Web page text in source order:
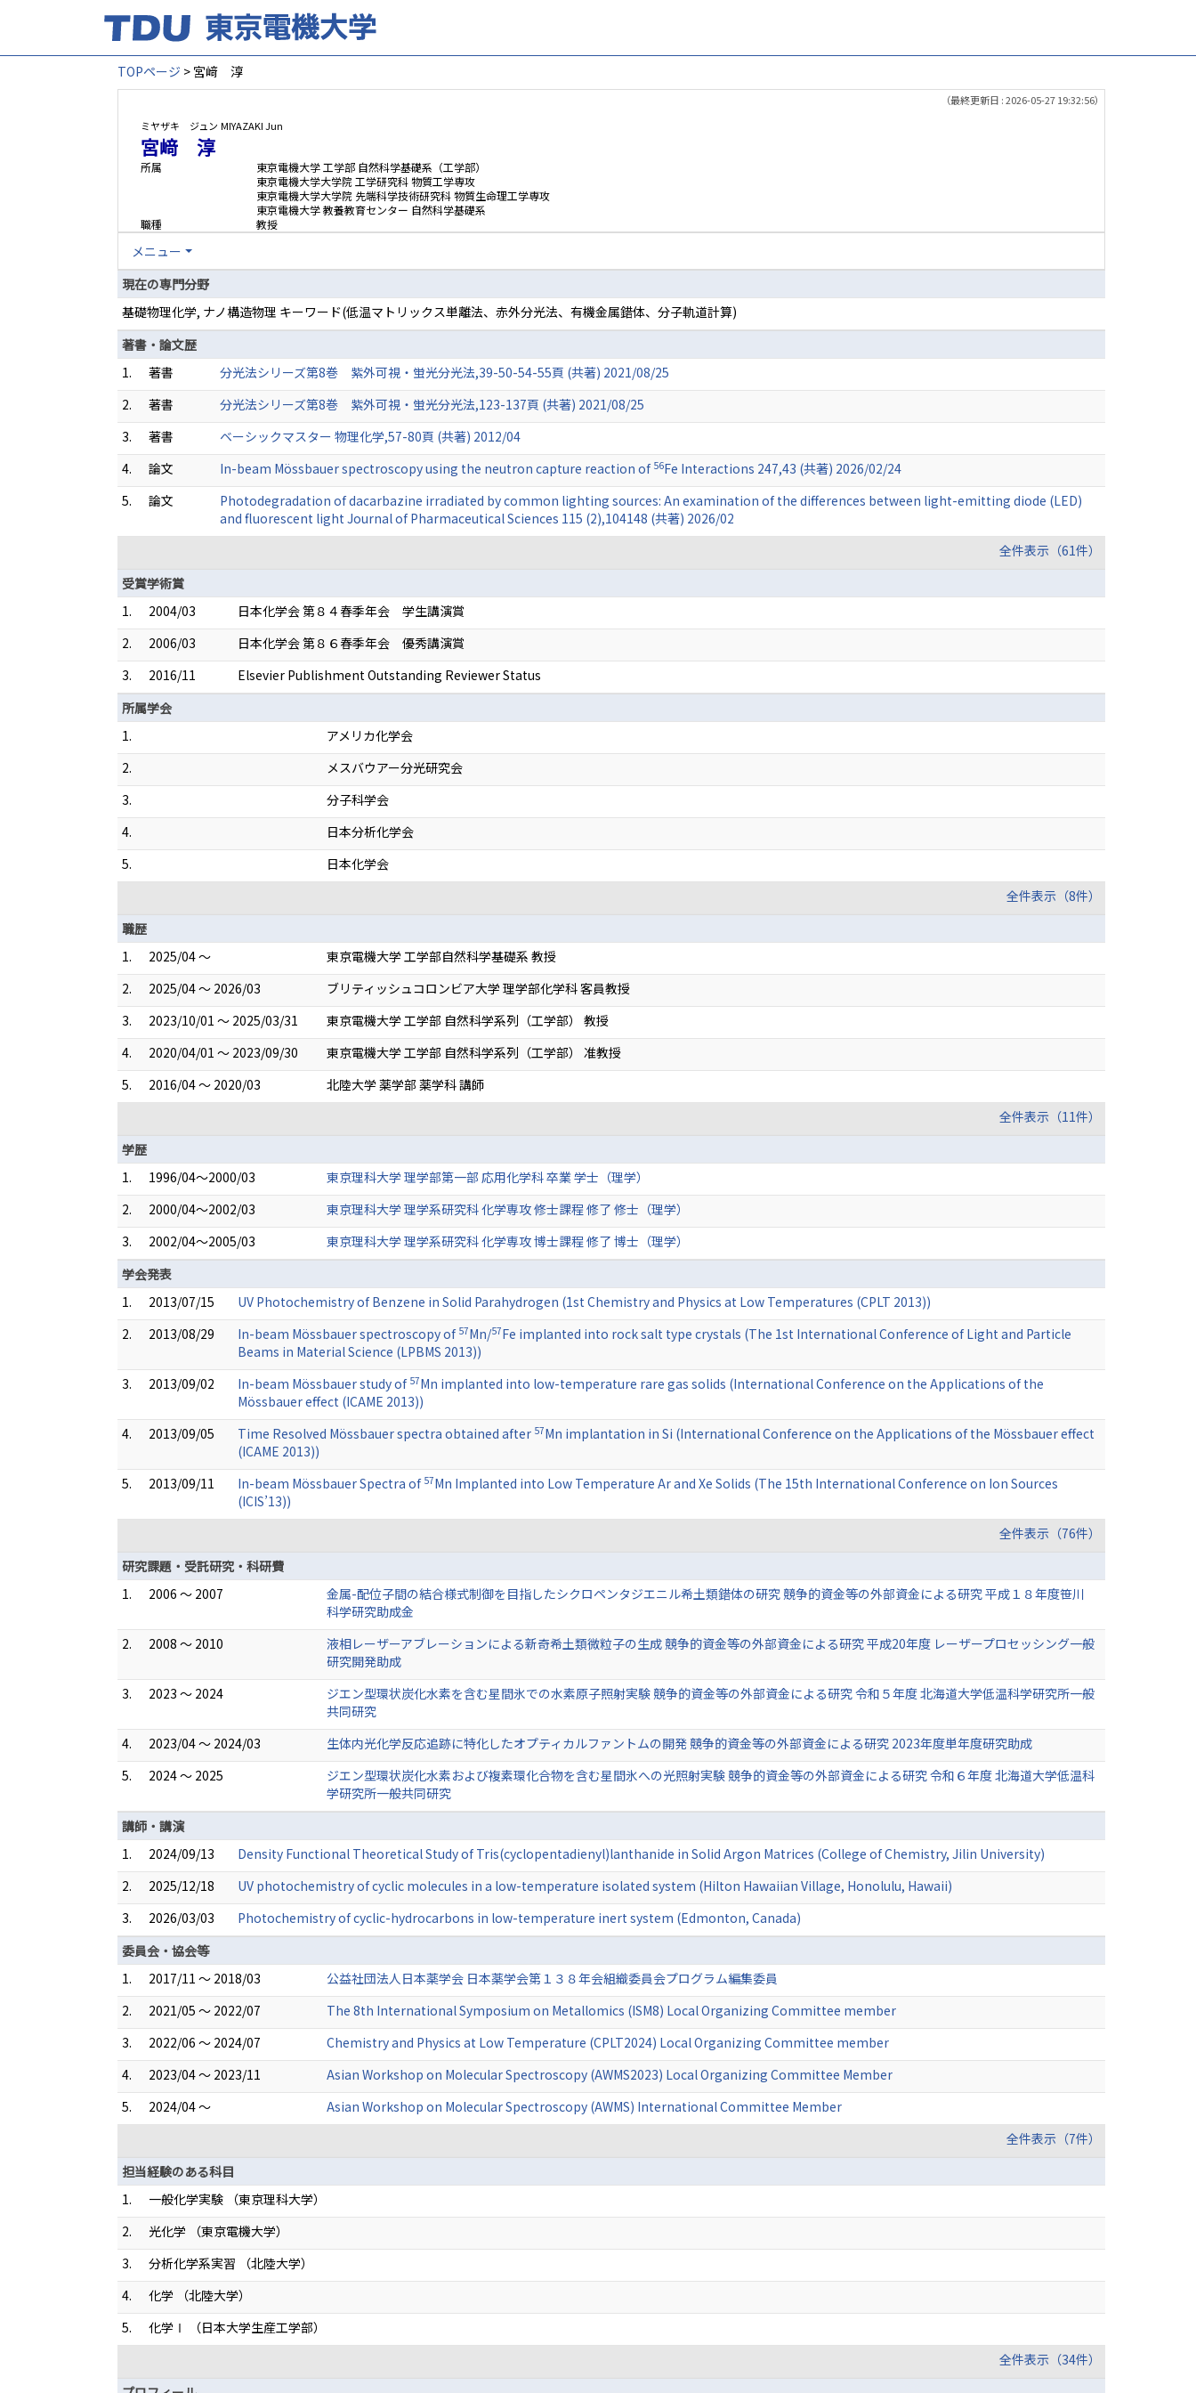
TOPページ > 宮﨑 淳
（最終更新日 : 2026-05-27 19:32:56）
ミヤザキ ジュン MIYAZAKI Jun
宮﨑 淳
所属
東京電機大学 工学部 自然科学基礎系（工学部）
東京電機大学大学院 工学研究科 物質工学専攻
東京電機大学大学院 先端科学技術研究科 物質生命理工学専攻
東京電機大学 教養教育センター 自然科学基礎系
職種
教授
メニュー
現在の専門分野
基礎物理化学, ナノ構造物理 キーワード(低温マトリックス単離法、赤外分光法、有機金属錯体、分子軌道計算)
著書・論文歴
1.
著書
分光法シリーズ第8巻 紫外可視・蛍光分光法,39-50-54-55頁 (共著) 2021/08/25
2.
著書
分光法シリーズ第8巻 紫外可視・蛍光分光法,123-137頁 (共著) 2021/08/25
3.
著書
ベーシックマスター 物理化学,57-80頁 (共著) 2012/04
4.
論文 In-beam Mössbauer spectroscopy using the neutron capture reaction of 56Fe Interactions 247,43 (共著) 2026/02/24
5.
論文
Photodegradation of dacarbazine irradiated by common lighting sources: An examination of the differences between light-emitting diode (LED)
and fluorescent light Journal of Pharmaceutical Sciences 115 (2),104148 (共著) 2026/02
全件表示（61件）
受賞学術賞
1.
2004/03
日本化学会 第８４春季年会 学生講演賞
2.
2006/03
日本化学会 第８６春季年会 優秀講演賞
3.
2016/11
Elsevier Publishment Outstanding Reviewer Status
所属学会
1.
アメリカ化学会
2.
メスバウアー分光研究会
3.
分子科学会
4.
日本分析化学会
5.
日本化学会
全件表示（8件）
職歴
1.
2025/04 ～
東京電機大学 工学部自然科学基礎系 教授
2.
2025/04 ～ 2026/03
ブリティッシュコロンビア大学 理学部化学科 客員教授
3.
2023/10/01 ～ 2025/03/31
東京電機大学 工学部 自然科学系列（工学部） 教授
4.
2020/04/01 ～ 2023/09/30
東京電機大学 工学部 自然科学系列（工学部） 准教授
5.
2016/04 ～ 2020/03
北陸大学 薬学部 薬学科 講師
全件表示（11件）
学歴
1.
1996/04～2000/03
東京理科大学 理学部第一部 応用化学科 卒業 学士（理学）
2.
2000/04～2002/03
東京理科大学 理学系研究科 化学専攻 修士課程 修了 修士（理学）
3.
2002/04～2005/03
東京理科大学 理学系研究科 化学専攻 博士課程 修了 博士（理学）
学会発表
1.
2013/07/15
UV Photochemistry of Benzene in Solid Parahydrogen (1st Chemistry and Physics at Low Temperatures (CPLT 2013))
2.
2013/08/29 In-beam Mössbauer spectroscopy of 57Mn/57Fe implanted into rock salt type crystals (The 1st International Conference of Light and Particle
Beams in Material Science (LPBMS 2013))
3.
2013/09/02 In-beam Mössbauer study of 57Mn implanted into low-temperature rare gas solids (International Conference on the Applications of the
Mössbauer effect (ICAME 2013))
4.
2013/09/05 Time Resolved Mössbauer spectra obtained after 57Mn implantation in Si (International Conference on the Applications of the Mössbauer effect
(ICAME 2013))
5.
2013/09/11 In-beam Mössbauer Spectra of 57Mn Implanted into Low Temperature Ar and Xe Solids (The 15th International Conference on Ion Sources
(ICIS’13))
全件表示（76件）
研究課題・受託研究・科研費
1.
2006 ～ 2007
金属-配位子間の結合様式制御を目指したシクロペンタジエニル希土類錯体の研究 競争的資金等の外部資金による研究 平成１８年度笹川
科学研究助成金
2.
2008 ～ 2010
液相レーザーアブレーションによる新奇希土類微粒子の生成 競争的資金等の外部資金による研究 平成20年度 レーザープロセッシング一般
研究開発助成
3.
2023 ～ 2024
ジエン型環状炭化水素を含む星間氷での水素原子照射実験 競争的資金等の外部資金による研究 令和５年度 北海道大学低温科学研究所一般
共同研究
4.
2023/04 ～ 2024/03
生体内光化学反応追跡に特化したオプティカルファントムの開発 競争的資金等の外部資金による研究 2023年度単年度研究助成
5.
2024 ～ 2025
ジエン型環状炭化水素および複素環化合物を含む星間氷への光照射実験 競争的資金等の外部資金による研究 令和６年度 北海道大学低温科
学研究所一般共同研究
講師・講演
1.
2024/09/13
Density Functional Theoretical Study of Tris(cyclopentadienyl)lanthanide in Solid Argon Matrices (College of Chemistry, Jilin University)
2.
2025/12/18
UV photochemistry of cyclic molecules in a low-temperature isolated system (Hilton Hawaiian Village, Honolulu, Hawaii)
3.
2026/03/03
Photochemistry of cyclic-hydrocarbons in low-temperature inert system (Edmonton, Canada)
委員会・協会等
1.
2017/11 ～ 2018/03
公益社団法人日本薬学会 日本薬学会第１３８年会組織委員会プログラム編集委員
2.
2021/05 ～ 2022/07
The 8th International Symposium on Metallomics (ISM8) Local Organizing Committee member
3.
2022/06 ～ 2024/07
Chemistry and Physics at Low Temperature (CPLT2024) Local Organizing Committee member
4.
2023/04 ～ 2023/11
Asian Workshop on Molecular Spectroscopy (AWMS2023) Local Organizing Committee Member
5.
2024/04 ～
Asian Workshop on Molecular Spectroscopy (AWMS) International Committee Member
全件表示（7件）
担当経験のある科目
1.
一般化学実験 （東京理科大学）
2.
光化学 （東京電機大学）
3.
分析化学系実習 （北陸大学）
4.
化学 （北陸大学）
5.
化学Ⅰ （日本大学生産工学部）
全件表示（34件）